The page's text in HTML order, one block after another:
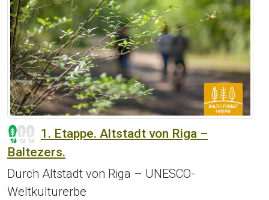
1. Etappe. Altstadt von Riga –
Baltezers.
Durch Altstadt von Riga – UNESCO-
Weltkulturerbe